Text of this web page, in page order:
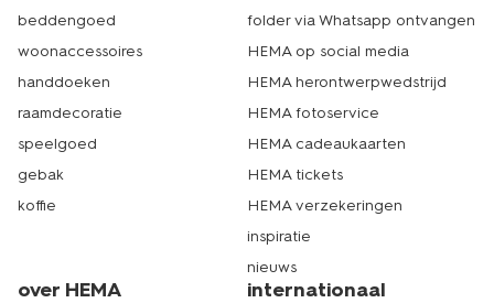
beddengoed
woonaccessoires
handdoeken
raamdecoratie
speelgoed
gebak
koffie
folder via Whatsapp ontvangen
HEMA op social media
HEMA herontwerpwedstrijd
HEMA fotoservice
HEMA cadeaukaarten
HEMA tickets
HEMA verzekeringen
inspiratie
nieuws
over HEMA internationaal